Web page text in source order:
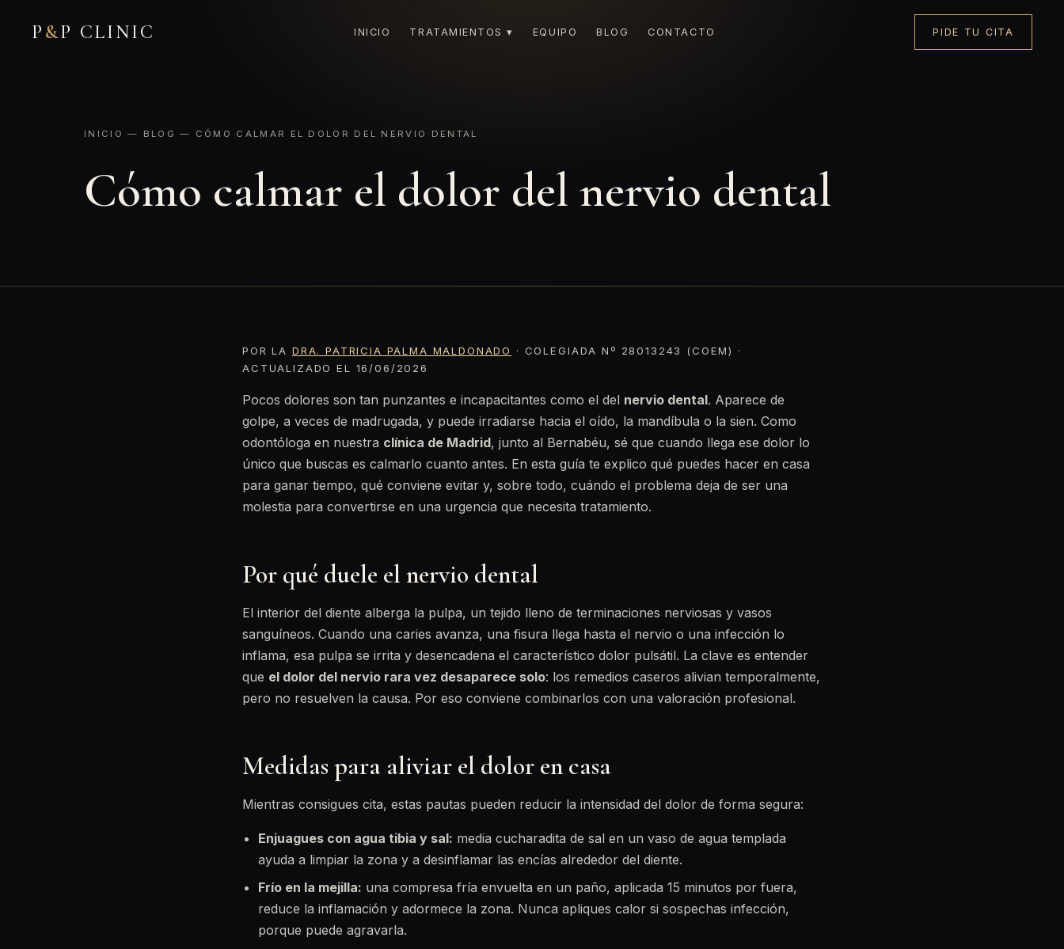
P &P CLINIC INICIO TRATAMIENTOS ▾ EQUIPO BLOG CONTACTO PIDE TU CITA
INICIO — BLOG — CÓMO CALMAR EL DOLOR DEL NERVIO DENTAL
Cómo calmar el dolor del nervio dental
POR LA DRA. PATRICIA PALMA MALDONADO
· COLEGIADA Nº 28013243 (COEM) ·
ACTUALIZADO EL 16/06/2026
Pocos dolores son tan punzantes e incapacitantes como el del nervio dental. Aparece de
golpe, a veces de madrugada, y puede irradiarse hacia el oído, la mandíbula o la sien. Como
odontóloga en nuestra clínica de Madrid, junto al Bernabéu, sé que cuando llega ese dolor lo
único que buscas es calmarlo cuanto antes. En esta guía te explico qué puedes hacer en casa
para ganar tiempo, qué conviene evitar y, sobre todo, cuándo el problema deja de ser una
molestia para convertirse en una urgencia que necesita tratamiento.
Por qué duele el nervio dental
El interior del diente alberga la pulpa, un tejido lleno de terminaciones nerviosas y vasos
sanguíneos. Cuando una caries avanza, una fisura llega hasta el nervio o una infección lo
inflama, esa pulpa se irrita y desencadena el característico dolor pulsátil. La clave es entender
que el dolor del nervio rara vez desaparece solo: los remedios caseros alivian temporalmente,
pero no resuelven la causa. Por eso conviene combinarlos con una valoración profesional.
Medidas para aliviar el dolor en casa
Mientras consigues cita, estas pautas pueden reducir la intensidad del dolor de forma segura:
Enjuagues con agua tibia y sal: media cucharadita de sal en un vaso de agua templada
ayuda a limpiar la zona y a desinflamar las encías alrededor del diente.
Frío en la mejilla: una compresa fría envuelta en un paño, aplicada 15 minutos por fuera,
reduce la inflamación y adormece la zona. Nunca apliques calor si sospechas infección,
porque puede agravarla.